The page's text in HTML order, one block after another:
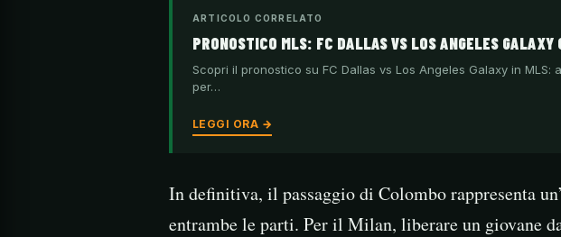
ARTICOLO CORRELATO
PRONOSTICO MLS: FC DALLAS VS LOS ANGELES
Scopri il pronostico su FC Dallas vs Los Angeles Galaxy in
per…
LEGGI ORA →
In definitiva, il passaggio di Colombo rappresenta
entrambe le parti. Per il Milan, liberare un giovane